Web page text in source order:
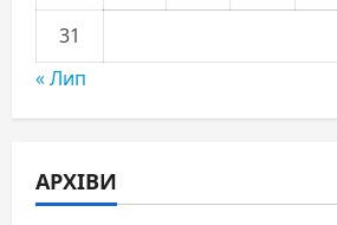
31
« Лип
АРХІВИ